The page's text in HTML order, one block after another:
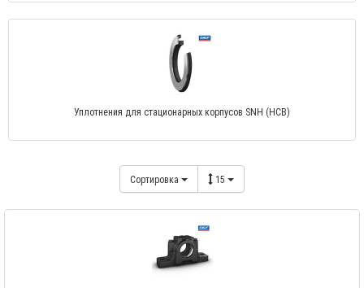
Уплотнения для стационарных корпусов SNH (HCB)
Сортировка 15